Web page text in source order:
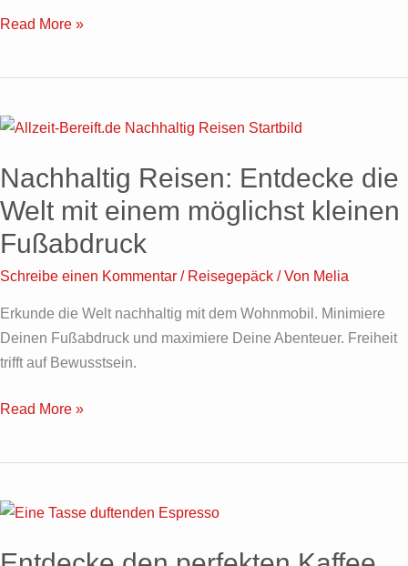
Read More »
Nachhaltig Reisen: Entdecke die
Welt mit einem möglichst kleinen
Fußabdruck
Schreibe einen Kommentar / Reisegepäck / Von Melia
Erkunde die Welt nachhaltig mit dem Wohnmobil. Minimiere
Deinen Fußabdruck und maximiere Deine Abenteuer. Freiheit
trifft auf Bewusstsein.
Nachhaltig
Entdecke
die
Welt
mit
einem
kleinen
Fußabdruck
Read More »
Entdecke
perfekten